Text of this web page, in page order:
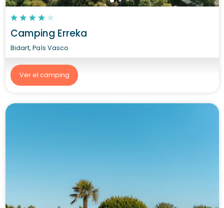
Camping Erreka
Bidart, País Vasco
Ver el camping